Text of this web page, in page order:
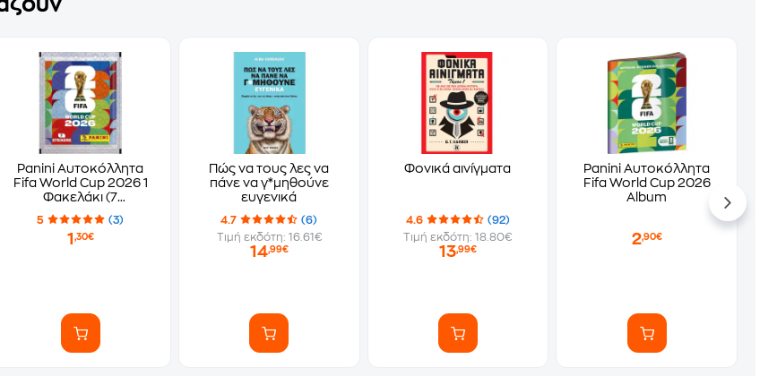
Panini Αυτοκόλλητα
Fifa World Cup 2026 1
Φακελάκι (7
Αυτοκόλλητα)
5 (3)
1 ,30€
Πώς να τους λες να
πάνε να γ*μηθούνε
ευγενικά
4.7
(6)
Τιμή εκδότη: 16.61€
14,99€
Φονικά αινίγματα
4.6
(92)
Τιμή εκδότη: 18.80€
13,99€
Panini Αυτοκόλλητα
Fifa World Cup 2026
Album
2,90€